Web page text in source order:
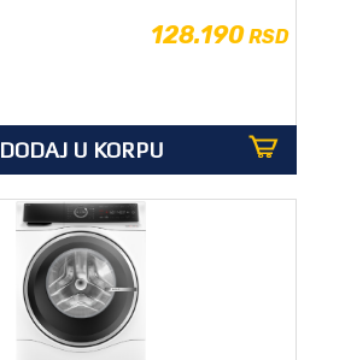
128.190RSD
DODAJ U KORPU